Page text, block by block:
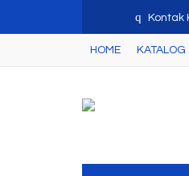
q Kontak
HOME KATALOG